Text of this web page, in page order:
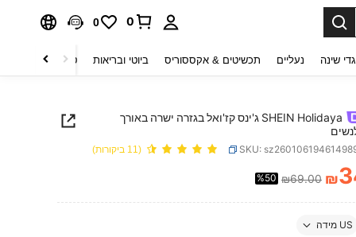
0
0
שינה נעליים תכשיטים & אקססוריס ביוטי ובריאות טקסטיל לבית
SHEIN Holidaya ג'ינס קז'ואל בגזרה ישרה באורך
SKU: (11 ביקורות)
PRICE AND ₪
₪69.00
%50
US מידה